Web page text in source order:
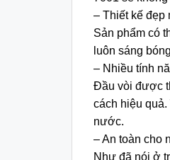
– Thiết kế đẹp
Sản phẩm có
luôn sáng
– Nhiều tính
Đầu vòi được
cách hiệu
nước.
– An toàn cho
Như đã nói ở